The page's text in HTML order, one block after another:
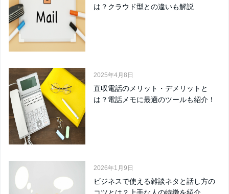
は？クラウド型との違いも解説
2025年4月8日
直収電話のメリット・デメリットと
は？電話メモに最適のツールも紹介！
2026年1月9日
ビジネスで使える雑談ネタと話し方の